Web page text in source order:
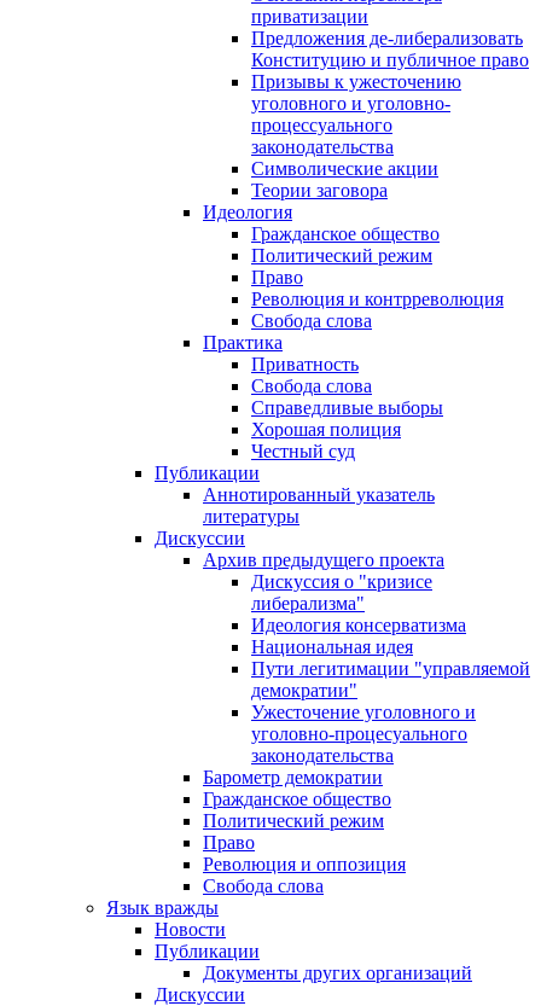
приватизации
Предложения де-либерализовать
Конституцию и публичное право
Призывы к ужесточению
уголовного и уголовно-
процессуального
законодательства
Символические акции
Теории заговора
Идеология
Гражданское общество
Политический режим
Право
Революция и контрреволюция
Свобода слова
Практика
Приватность
Свобода слова
Справедливые выборы
Хорошая полиция
Честный суд
Публикации
Аннотированный указатель
литературы
Дискуссии
Архив предыдущего проекта
Дискуссия о "кризисе
либерализма"
Идеология консерватизма
Национальная идея
Пути легитимации "управляемой
демократии"
Ужесточение уголовного и
уголовно-процесуального
законодательства
Барометр демократии
Гражданское общество
Политический режим
Право
Революция и оппозиция
Свобода слова
Язык вражды
Новости
Публикации
Документы других организаций
Дискуссии